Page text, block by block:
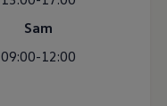
Sam
09:00-12:00